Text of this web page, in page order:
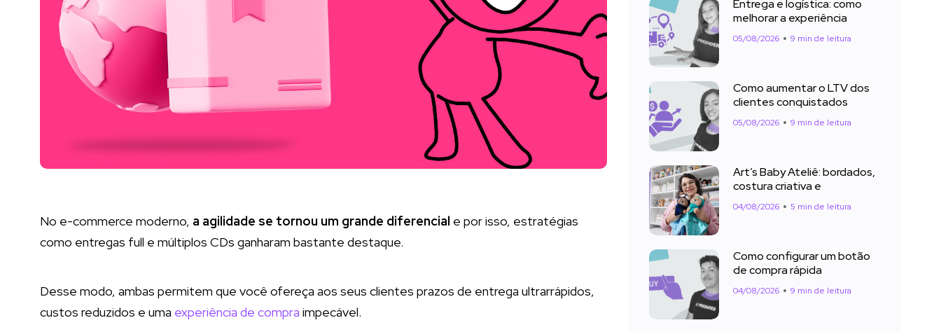
No e-commerce moderno, a agilidade se tornou um grande diferencial e por isso, estratégias
como entregas full e múltiplos CDs ganharam bastante destaque.
Desse modo, ambas permitem que você ofereça aos seus clientes prazos de entrega ultrarrápidos,
custos reduzidos e uma experiência de compra impecável.
Entrega e logística: como
melhorar a experiência
05/08/2026 9 min de leitura
Como aumentar o LTV dos
clientes conquistados
05/08/2026 9 min de leitura
Art’s Baby Ateliê: bordados,
costura criativa e
04/08/2026 5 min de leitura
Como configurar um botão
de compra rápida
04/08/2026 9 min de leitura